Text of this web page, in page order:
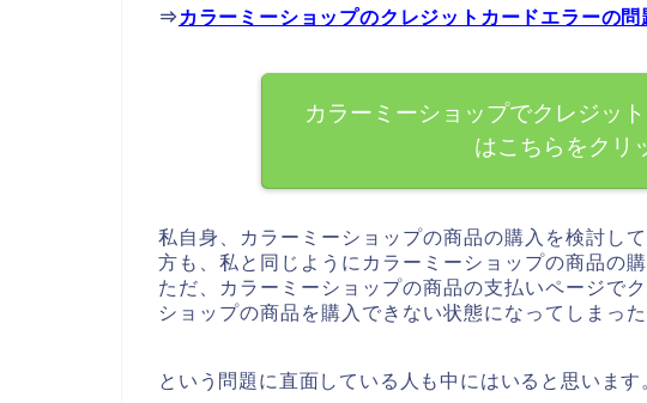
⇒ カラーミーショップのクレジットカードエラーの
カラーミーショップでクレジッ
はこちらをクリ
私自身、カラーミーショップの商品の購入を検討し
方も、私と同じようにカラーミーショップの商品の
ただ、カラーミーショップの商品の支払いページで
ショップの商品を購入できない状態になってしまった
という問題に直面している人も中にはいると思いま